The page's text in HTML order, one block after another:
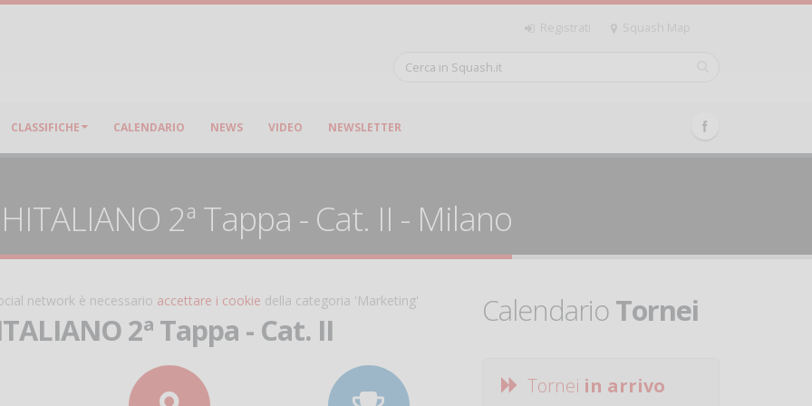
Registrati Squash Map
CLASSIFICHE CALENDARIO NEWS VIDEO NEWSLETTER
2ª Tappa - Cat. II - Milano
network è necessario accettare i cookie della categoria 'Marketing'
2ª Tappa - Cat. II
CalendarioTornei
Tornei in arrivo